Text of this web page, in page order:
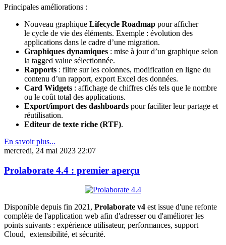
Principales améliorations :
Nouveau graphique Lifecycle Roadmap pour afficher
le cycle de vie des éléments. Exemple : évolution des
applications dans le cadre d’une migration.
Graphiques dynamiques : mise à jour d’un graphique selon
la tagged value sélectionnée.
Rapports : filtre sur les colonnes, modification en ligne du
contenu d’un rapport, export Excel des données.
Card Widgets : affichage de chiffres clés tels que le nombre
ou le coût total des applications.
Export/import des dashboards pour faciliter leur partage et
réutilisation.
Editeur de texte riche (RTF).
En savoir plus...
mercredi, 24 mai 2023 22:07
Prolaborate 4.4 : premier aperçu
Disponible depuis fin 2021, Prolaborate v4 est issue d'une refonte
complète de l'application web afin d'adresser ou d'améliorer les
points suivants : expérience utilisateur, performances, support
Cloud, extensibilité, et sécurité.